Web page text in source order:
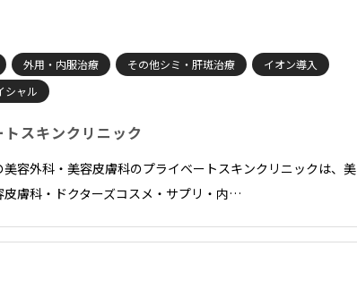
外用・内服治療 その他シミ・肝斑治療
イオン導入
シャル
スキンクリニック
容外科・美容皮膚科のプライベートスキンクリニックは、美
皮膚科・ドクターズコスメ・サプリ・内…